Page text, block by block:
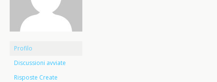
Profilo
Discussioni avviate
Risposte Create